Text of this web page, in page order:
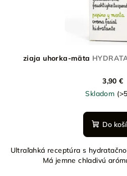
ziaja uhorka-mäta
3,90 €
Skladom
Do
Ultraľahká receptúra s
Má jemne chladivú